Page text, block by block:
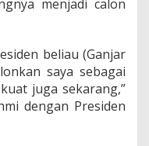
menjadi calon
beliau (Ganjar
saya sebagai
juga sekarang,”
dengan Presiden